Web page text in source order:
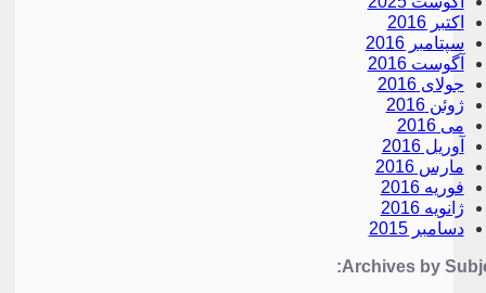
اکتبر 2016
سپتامبر 2016
آگوست 2016
جولای 2016
ژوئن 2016
می 2016
آوریل 2016
مارس 2016
فوریه 2016
ژانویه 2016
دسامبر 2015
Archives by